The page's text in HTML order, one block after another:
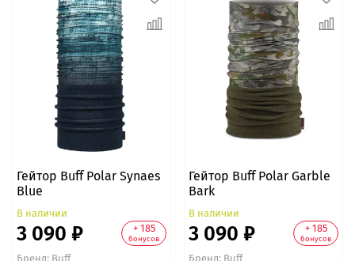
Гейтор Buff Polar Synaes
Blue
В наличии
3 090 ₽ + 185
бонусов
Бренд:Buff
Гейтор Buff Polar Garble
Bark
В наличии
3 090 ₽ + 185
бонусов
Бренд:Buff